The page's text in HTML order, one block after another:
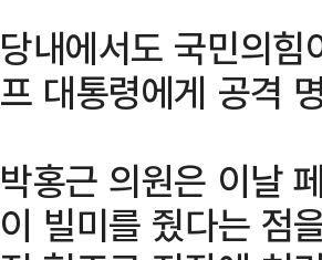
당내에서도 국민의
프 대통령에게 공격
박홍근 의원은 이날
이 빌미를 줬다는 점